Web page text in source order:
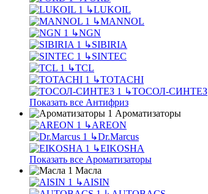
↳LUKOIL
↳MANNOL
↳NGN
↳SIBIRIA
↳SINTEC
↳TCL
↳TOTACHI
↳ТОСОЛ-СИНТЕЗ
Показать все Антифриз
Ароматизаторы
↳AREON
↳Dr.Marcus
↳EIKOSHA
Показать все Ароматизаторы
Масла
↳AISIN